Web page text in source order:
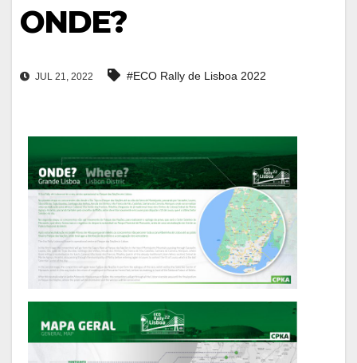
ONDE?
JUL 21, 2022 #ECO Rally de Lisboa 2022